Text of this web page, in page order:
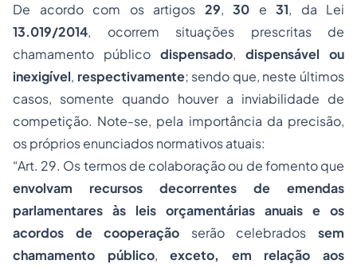
De acordo com os artigos 29, 30 e 31, da Lei
13.019/2014, ocorrem situações prescritas de
chamamento público dispensado, dispensável
ou
inexigível, respectivamente; sendo que, neste últimos
casos, somente quando houver a inviabilidade de
competição. Note-se, pela importância da precisão,
os próprios enunciados normativos atuais:
“Art. 29. Os termos de colaboração ou de fomento que
envolvam recursos decorrentes de emendas
parlamentares às leis orçamentárias anuais e os
acordos de cooperação serão celebradossem
chamamento público,exceto, em relação aos